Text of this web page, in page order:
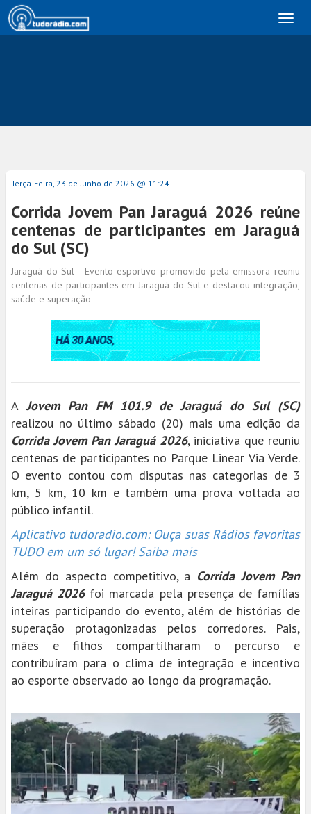
Terça-Feira, 23 de Junho de 2026 @ 11:24
Corrida Jovem Pan Jaraguá 2026 reúne
centenas de participantes em Jaraguá
do Sul (SC)
Jaraguá do Sul - Evento esportivo promovido pela emissora reuniu
centenas de participantes em Jaraguá do Sul e destacou integração,
saúde e superação
AJovem Pan FM 101.9 de Jaraguá do Sul (SC)
realizou no último sábado (20) mais uma edição da
Corrida Jovem Pan Jaraguá 2026, iniciativa que reuniu
centenas de participantes no Parque Linear Via Verde.
O evento contou com disputas nas categorias de 3
km, 5 km, 10 km e também uma prova voltada ao
público infantil.
Aplicativo tudoradio.com: Ouça suas Rádios favoritas
TUDO em um só lugar! Saiba mais
Além do aspecto competitivo, a Corrida Jovem Pan
Jaraguá 2026foi marcada pela presença de famílias
inteiras participando do evento, além de histórias de
superação protagonizadas pelos corredores. Pais,
mães e filhos compartilharam o percurso e
contribuíram para o clima de integração e incentivo
ao esporte observado ao longo da programação.